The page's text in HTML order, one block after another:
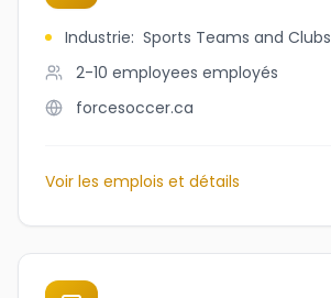
Industrie: Sports Teams and Clubs
2-10 employees employés
forcesoccer.ca
Voir les emplois et détails